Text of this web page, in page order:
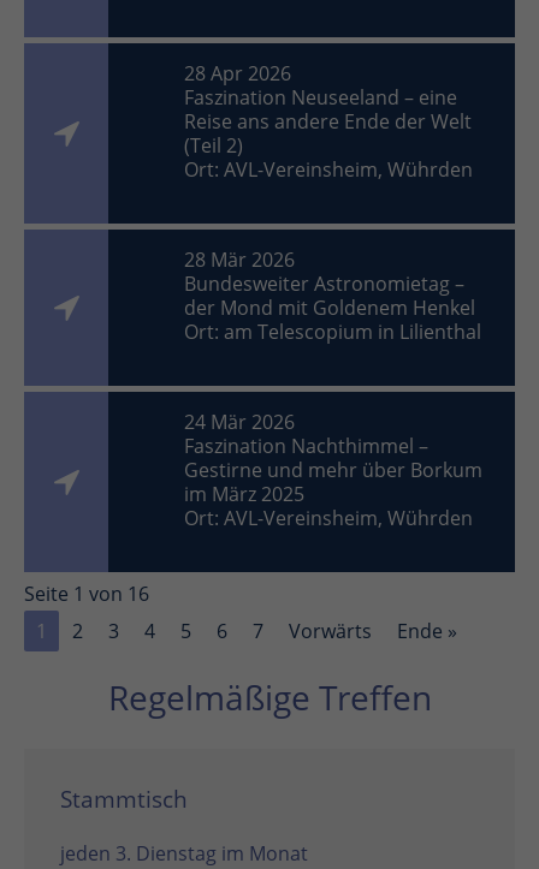
28 Apr 2026
Faszination Neuseeland – eine
Reise ans andere Ende der Welt
(Teil 2)
Ort: AVL-Vereinsheim, Wührden
28 Mär 2026
Bundesweiter Astronomietag –
der Mond mit Goldenem Henkel
Ort: am Telescopium in Lilienthal
24 Mär 2026
Faszination Nachthimmel –
Gestirne und mehr über Borkum
im März 2025
Ort: AVL-Vereinsheim, Wührden
Seite 1 von 16
1
2 3 4 5 6 7 Vorwärts Ende »
Regelmäßige Treffen
Stammtisch
jeden 3. Dienstag im Monat